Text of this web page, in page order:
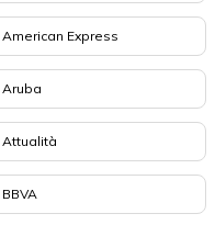
American Express
Aruba
Attualità
BBVA